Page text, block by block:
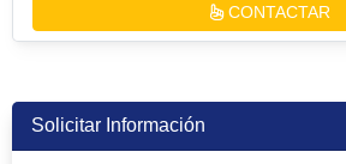
CONTACTAR
Solicitar Información